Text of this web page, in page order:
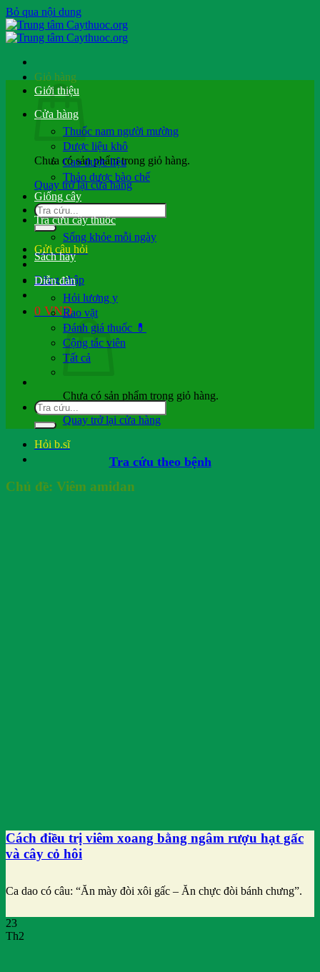
Bỏ qua nội dung
Giỏ hàng
Chưa có sản phẩm trong giỏ hàng.
Quay trở lại cửa hàng
Gửi câu hỏi
Đăng nhập
0 VND
Chưa có sản phẩm trong giỏ hàng.
Quay trở lại cửa hàng
Hỏi b.sĩ
Giới thiệu
Cửa hàng
Thuốc nam người mường
Dược liệu khô
Cao dược liệu
Thảo dược bào chế
Giống cây
Tra cứu cây thuốc
Sống khỏe mỗi ngày
Sách hay
Diễn đàn
Hỏi lương y
Rao vặt
Đánh giá thuốc 💊
Cộng tác viên
Tất cả
Tra cứu theo bệnh
Chủ đề: Viêm amidan
Cách điều trị viêm xoang bằng ngâm rượu hạt gấc
và cây cỏ hôi
Ca dao có câu: “Ăn mày đòi xôi gấc – Ăn chực đòi bánh chưng”.
23
Th2